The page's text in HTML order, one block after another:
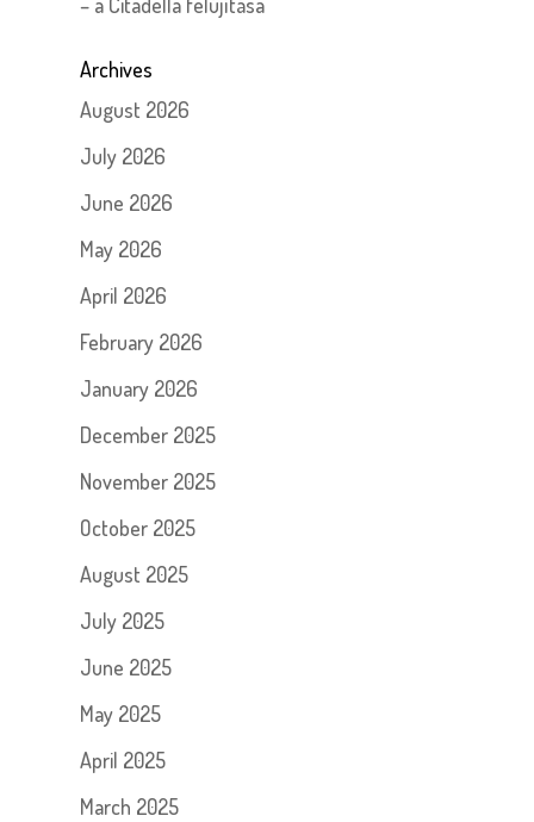
Archives
August 2026
July 2026
June 2026
May 2026
April 2026
February 2026
January 2026
December 2025
November 2025
October 2025
August 2025
July 2025
June 2025
May 2025
April 2025
March 2025